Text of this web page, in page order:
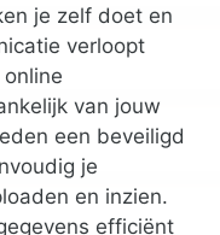
je zelf doet en
verloopt
van jouw
een beveiligd
je
en inzien.
efficiënt